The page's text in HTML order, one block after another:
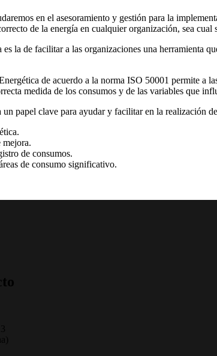
en el asesoramiento y gestión para la
de la energía en cualquier organización, sea
la de facilitar a las organizaciones una herramienta
de acuerdo a la norma ISO 50001 permite a
medida de los consumos y de las variables que
papel clave para ayudar y facilitar en la realización
mejora.
de consumos.
de consumo significativo.